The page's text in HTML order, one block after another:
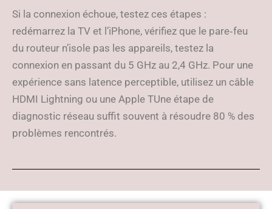
Si la connexion échoue, testez ces étapes :
redémarrez la TV et l’iPhone, vérifiez que le pare‑feu
du routeur n’isole pas les appareils, testez la
connexion en passant du 5 GHz au 2,4 GHz. Pour une
expérience sans latence perceptible, utilisez un câble
HDMI Lightning ou une Apple TUne étape de
diagnostic réseau suffit souvent à résoudre 80 % des
problèmes rencontrés.